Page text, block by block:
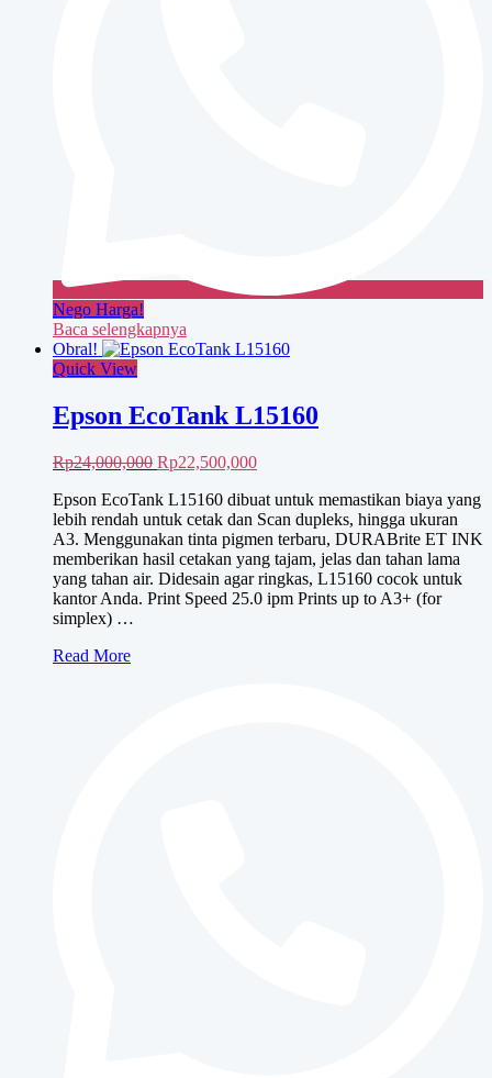
Nego Harga!
Baca selengkapnya
Obral!
Quick View
Epson EcoTank L15160
Rp24,000,000 Harga
adalah:
Rp24,000,000.
Rp22,500,000Harga
ini
adalah:
Rp22,500,000.
Epson EcoTank L15160 dibuat untuk memastikan biaya yang
lebih rendah untuk cetak dan Scan dupleks, hingga ukuran
A3. Menggunakan tinta pigmen terbaru, DURABrite ET INK
memberikan hasil cetakan yang tajam, jelas dan tahan lama
yang tahan air. Didesain agar ringkas, L15160 cocok untuk
kantor Anda. Print Speed 25.0 ipm Prints up to A3+ (for
simplex) …
Epson
Read More